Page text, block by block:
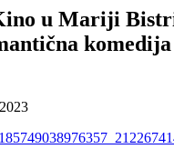
u Mariji